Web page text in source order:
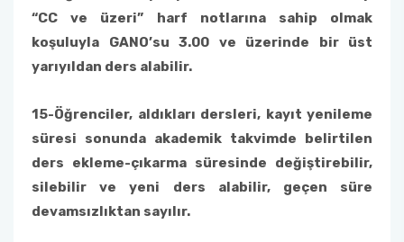
“CC ve üzeri” harf notlarına sahip olmak
koşuluyla GANO’su 3.00 ve üzerinde bir üst
yarıyıldan ders alabilir.
15-Öğrenciler, aldıkları dersleri, kayıt yenileme
süresi sonunda akademik takvimde belirtilen
ders ekleme-çıkarma süresinde değiştirebilir,
silebilir ve yeni ders alabilir, geçen süre
devamsızlıktan sayılır.